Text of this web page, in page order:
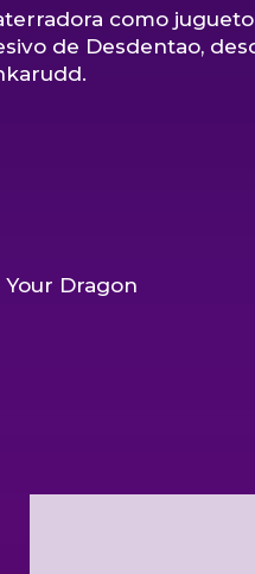
como
de Desdentao,
Dragon